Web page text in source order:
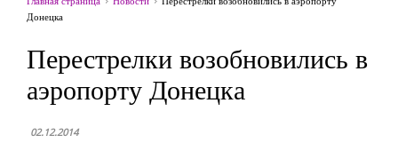
Донецка
Перестрелки возобновились в
аэропорту Донецка
02.12.2014